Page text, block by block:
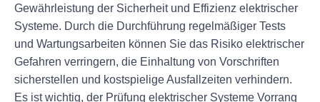
Gewährleistung der Sicherheit und Effizienz elektrischer
Systeme. Durch die Durchführung regelmäßiger Tests
und Wartungsarbeiten können Sie das Risiko elektrischer
Gefahren verringern, die Einhaltung von Vorschriften
sicherstellen und kostspielige Ausfallzeiten verhindern.
Es ist wichtig, der Prüfung elektrischer Systeme Vorrang